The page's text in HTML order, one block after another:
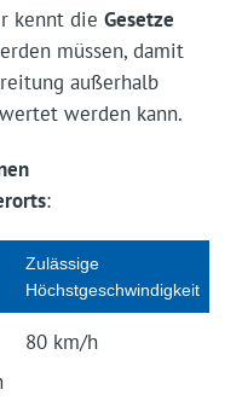
kennt die Gesetze
müssen, damit
außerhalb
werden kann.
:
Zulässige
Höchstgeschwindigkeit
80 km/h